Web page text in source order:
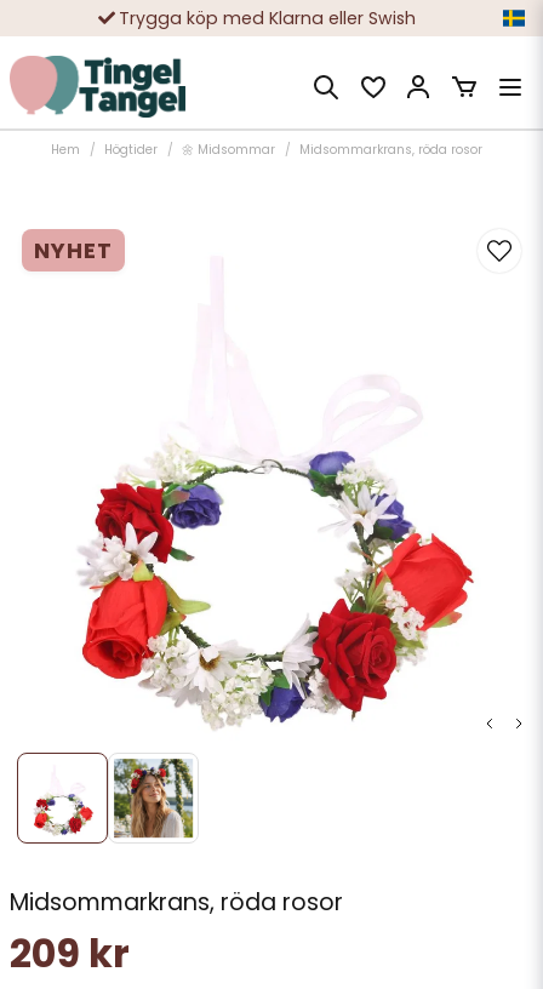
Trygga köp med Klarna eller Swish
10 000-tals nöjda kunder
Hem Högtider 🌼 Midsommar Midsommarkrans, röda rosor
NYHET
Midsommarkrans, röda rosor
209 kr